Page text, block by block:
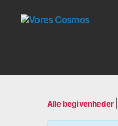
Cosmos
Alle begivenheder